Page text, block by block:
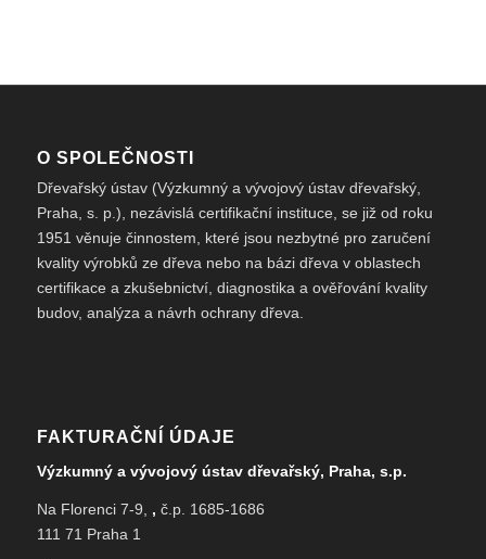
O SPOLEČNOSTI
Dřevařský ústav (Výzkumný a vývojový ústav dřevařský,
Praha, s. p.), nezávislá certifikační instituce, se již od roku
1951 věnuje činnostem, které jsou nezbytné pro zaručení
kvality výrobků ze dřeva nebo na bázi dřeva v oblastech
certifikace a zkušebnictví, diagnostika a ověřování kvality
budov, analýza a návrh ochrany dřeva.
FAKTURAČNÍ ÚDAJE
Výzkumný a vývojový ústav dřevařský, Praha, s.p.
Na Florenci 7-9, , č.p. 1685-1686
111 71 Praha 1